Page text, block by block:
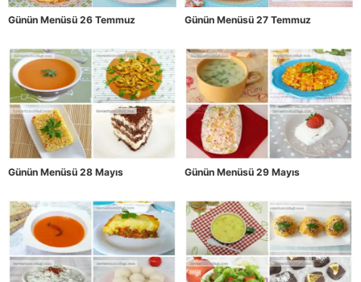
Günün Menüsü 26 Temmuz Günün Menüsü 27 Temmuz
Günün Menüsü 28 Mayıs Günün Menüsü 29 Mayıs